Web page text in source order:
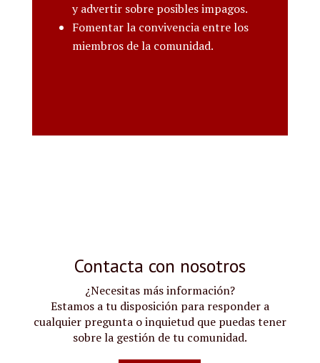
y advertir sobre posibles impagos.
Fomentar la convivencia entre los
miembros de la comunidad.
Contacta con nosotros
¿Necesitas más información?
Estamos a tu disposición para responder a
cualquier pregunta o inquietud que puedas tener
sobre la gestión de tu comunidad.